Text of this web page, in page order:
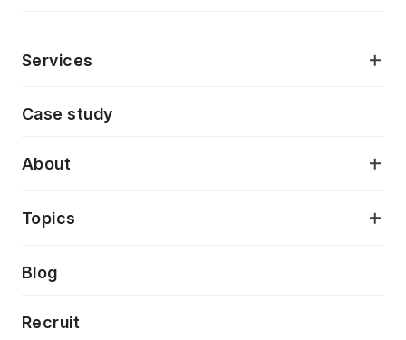
Services
AI駆動開発支援
モダナイゼーション
特徴量エンジニアリングと生成AI
デザインシステム構築支援
フロントエンド開発
Case study
About
当社が目指しているもの
Topics
Press release
News
Blog
Recruit